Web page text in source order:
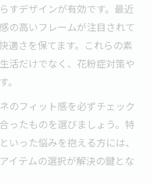
すデザインが有効です。最近
の高いフレームが注目されて
適さを保てます。これらの素
活だけでなく、花粉症対策や
のフィット感を必ずチェック
ったものを選びましょう。特
いった悩みを抱える方には、
イテムの選択が解決の鍵とな